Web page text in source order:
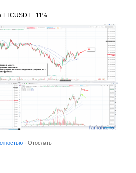
+11%
· Отослать